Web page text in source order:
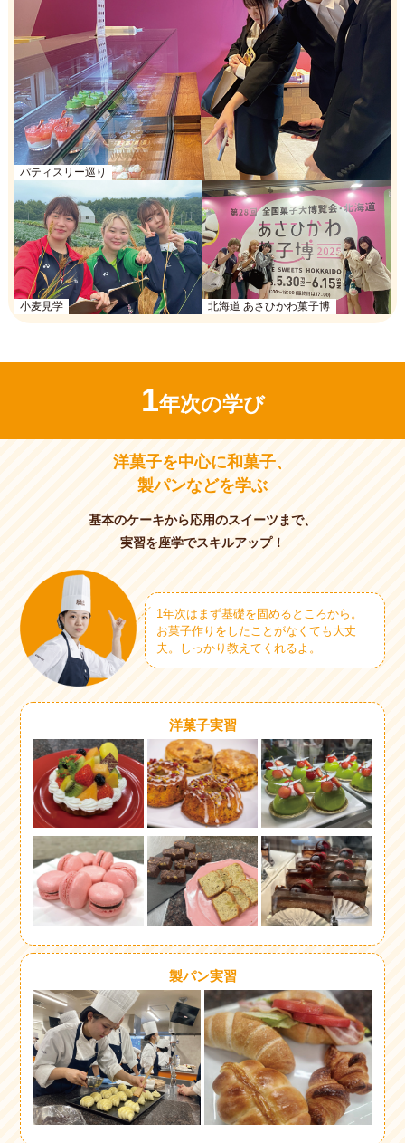
パティスリー巡り
小麦見学 北海道 あさひかわ菓子博
1年次の学び
洋菓子を中心に和菓子、
製パンなどを学ぶ
基本のケーキから応用のスイーツまで、
実習を座学でスキルアップ！
1年次はまず基礎を固めるところから。
お菓子作りをしたことがなくても大丈
夫。しっかり教えてくれるよ。
洋菓子実習
製パン実習